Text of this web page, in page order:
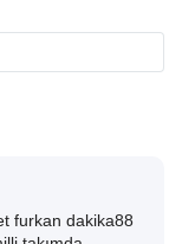
furkan dakika88